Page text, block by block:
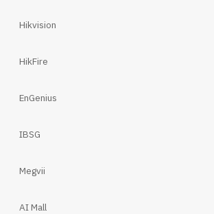
Hikvision
HikFire
EnGenius
IBSG
Megvii
AI Mall